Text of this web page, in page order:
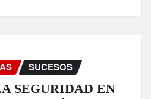
SUCESOS
SEGURIDAD EN